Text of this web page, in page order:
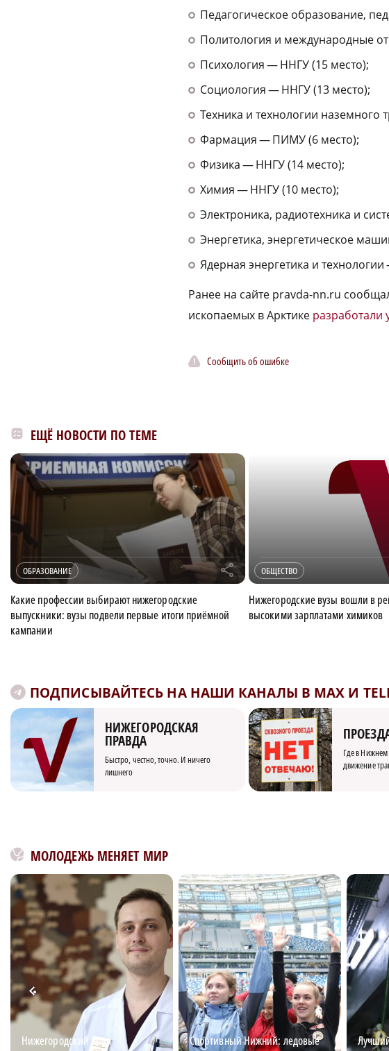
Педагогическое образование,
Политология и международные
Психология — ННГУ (15 место);
Социология — ННГУ (13 место);
Техника и технологии наземного
Фармация — ПИМУ (6 место);
Физика — ННГУ (14 место);
Химия — ННГУ (10 место);
Электроника, радиотехника и
Энергетика, энергетическое
Ядерная энергетика и
Ранее на сайте pravda-nn.ru
ископаемых в Арктике
Сообщить об ошибке
ЕЩЁ НОВОСТИ ПО ТЕМЕ
ОБРАЗОВАНИЕ r
Какие профессии выбирают нижегородские
выпускники: вузы подвели первые итоги приёмной
кампании
ОБЩЕСТВО
Нижегородские вузы вошли в
высокими зарплатами химиков
ПОДПИСЫВАЙТЕСЬ НА НАШИ КАНАЛЫ В MAX И
НИЖЕГОРОДСКАЯ
ПРАВДА
Быстро, честно, точно. И ничего
лишнего
Где в
движение
МОЛОДЕЖЬ МЕНЯЕТ МИР
Нижегородский врач
Спортивный Нижний: ледовые